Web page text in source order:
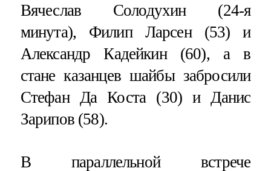
Вячеслав Солодухин (24-я
минута), Филип Ларсен (53) и
Александр Кадейкин (60), а в
стане казанцев шайбы забросили
Стефан Да Коста (30) и Данис
Зарипов (58).
В параллельной встрече